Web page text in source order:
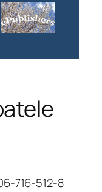
716-512-8